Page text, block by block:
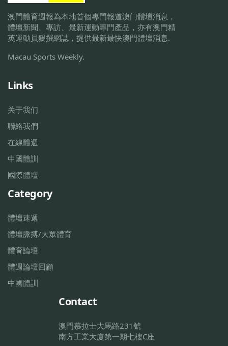
澳門體育週報為本地首個專門報道澳门體壇消息，
體壇新聞、專訪、最新運動專門產品，亦有澳門精
英運動員親撰網誌，提供最新最快澳門體壇消息.
Macau Sports Weekly.
Links
关于我们
聯絡我們
在線體週
中國體訓
國際體壇
Category
體壇速遞
體壇脈搏/大眾體育
體育論壇
體週論壇回顧
中國體訓
Contact
澳門慕拉士大馬路231號
南方工業大廈第一期七樓C座